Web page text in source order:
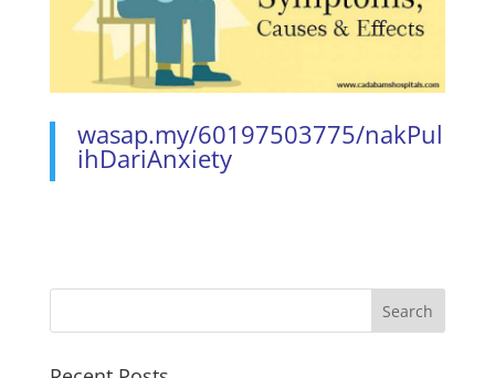
wasap.my/60197503775/nakPul
ihDariAnxiety